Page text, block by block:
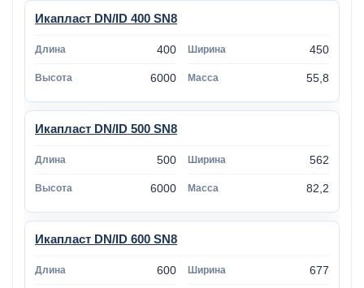
Икапласт DN/ID 400 SN8
400 450
6000 55,8
Икапласт DN/ID 500 SN8
500 562
6000 82,2
Икапласт DN/ID 600 SN8
600 677